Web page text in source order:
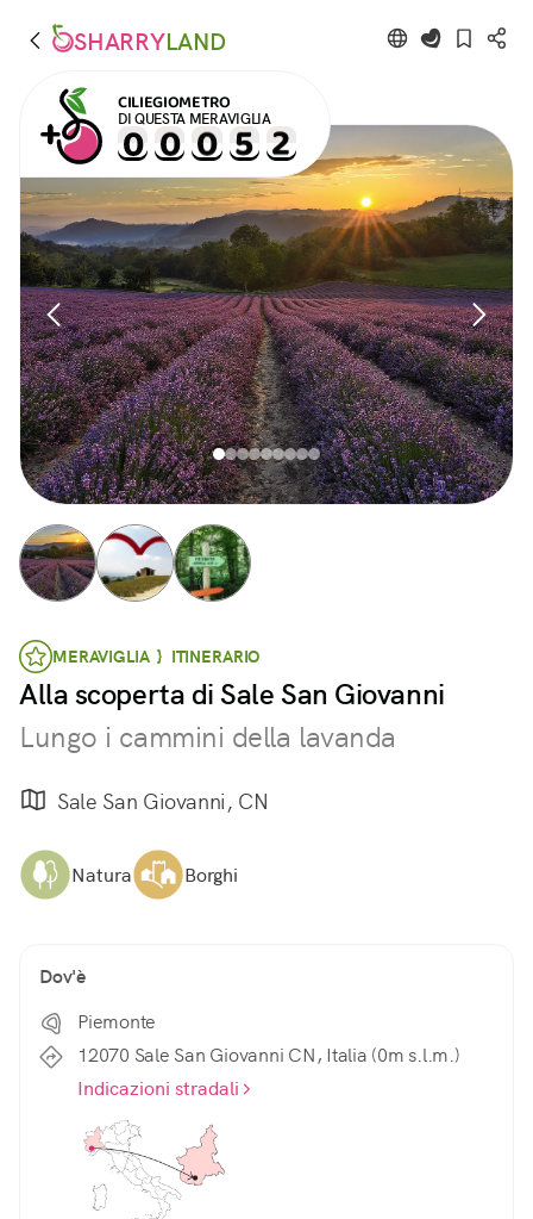
SHARRYLAND
CILIEGIOMETRO
DI QUESTA MERAVIGLIA
MERAVIGLIA } ITINERARIO
Alla scoperta di Sale San Giovanni
Lungo i cammini della lavanda
Sale San Giovanni, CN
Natura Borghi
Dov'è
Piemonte
12070 Sale San Giovanni CN, Italia (0m s.l.m.)
Indicazioni stradali